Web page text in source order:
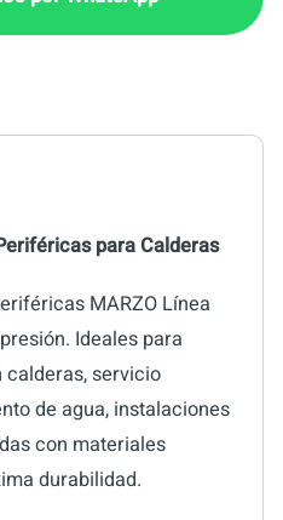
para Calderas
MARZO Línea
Ideales para
calderas, servicio
de agua, instalaciones
con materiales
durabilidad.